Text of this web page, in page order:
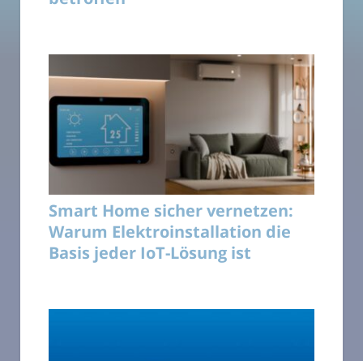
Smart Home sicher vernetzen:
Warum Elektroinstallation die
Basis jeder IoT-Lösung ist